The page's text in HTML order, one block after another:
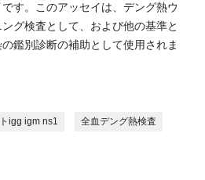
す。このアッセイは、デング熱ウ
グ検査として、および他の基準と
鑑別診断の補助として使用されま
igg igm ns1 全血デング熱検査